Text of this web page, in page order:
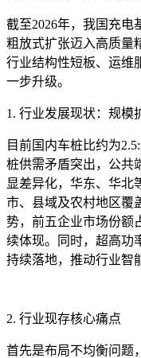
截至2026年，我国充电
粗放式扩张迈入高质量
行业结构性短板、运维
一步升级。
1. 行业发展现状：规模
目前国内车桩比约为
桩供需矛盾突出，公共
显差异化，华东、华北
市、县域及农村地区覆
势，前五企业市场份额
续体现。同时，超高功
持续落地，推动行业智
2. 行业现存核心痛点
首先是布局不均衡问题